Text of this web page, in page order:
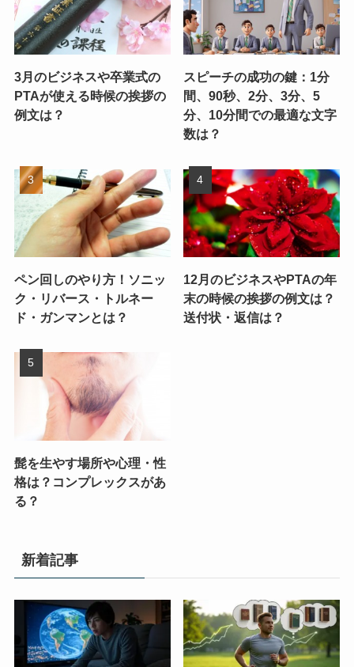
3月のビジネスや卒業式の
PTAが使える時候の挨拶の
例文は？
スピーチの成功の鍵：1分
間、90秒、2分、3分、5
分、10分間での最適な文字
数は？
ペン回しのやり方！ソニッ
ク・リバース・トルネー
ド・ガンマンとは？
12月のビジネスやPTAの年
末の時候の挨拶の例文は？
送付状・返信は？
髭を生やす場所や心理・性
格は？コンプレックスがあ
る？
新着記事